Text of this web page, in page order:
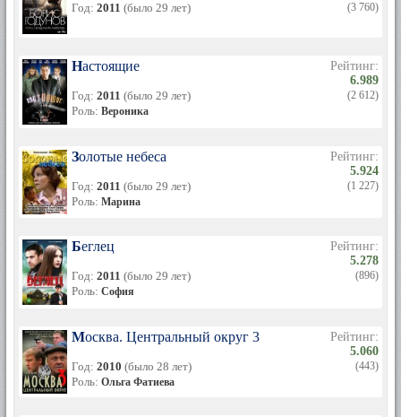
Год: 2011 (было 29 лет) (3 760)
Настоящие
Год: 2011 (было 29 лет)
Роль: Вероника
Рейтинг:
6.989
(2 612)
Золотые небеса
Год: 2011 (было 29 лет)
Роль: Марина
Рейтинг:
5.924
(1 227)
Беглец
Год: 2011 (было 29 лет)
Роль: София
Рейтинг:
5.278
(896)
Москва. Центральный округ 3
Год: 2010 (было 28 лет)
Роль: Ольга Фатиева
Рейтинг:
5.060
(443)